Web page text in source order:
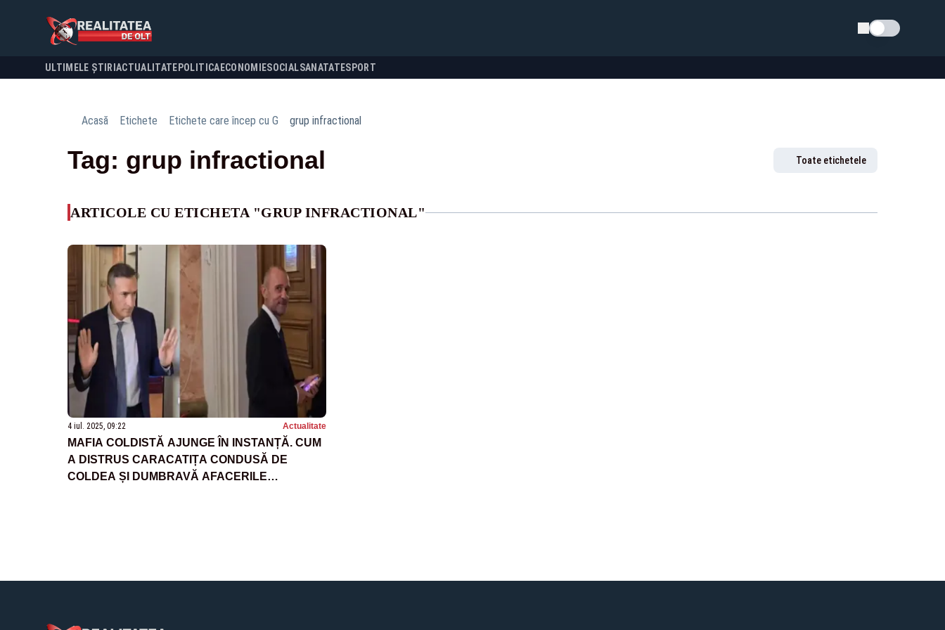
Schimba tema
ULTIMELE ȘTIRI ACTUALITATE POLITICA ECONOMIESOCIALSANATATESPORT
Acasă Etichete Etichete care încep cu G grup infractional
Tag: grup infractional Toate etichetele
ARTICOLE CU ETICHETA "GRUP INFRACTIONAL"
4 iul. 2025, 09:22 Actualitate
MAFIA COLDISTĂ AJUNGE ÎN INSTANȚĂ. CUM
A DISTRUS CARACATIȚA CONDUSĂ DE
COLDEA ȘI DUMBRAVĂ AFACERILE